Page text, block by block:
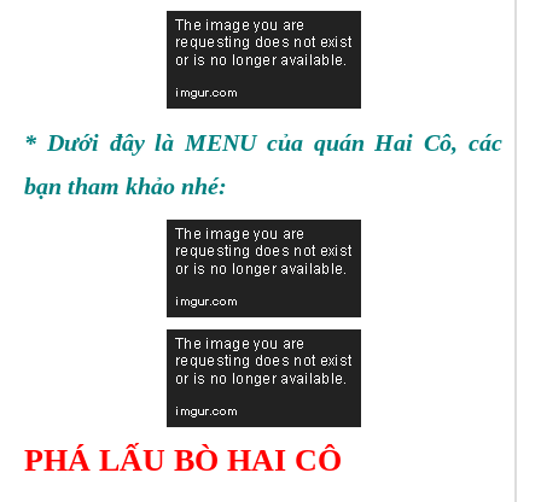
* Dưới đây là MENU của quán Hai Cô, các
bạn tham khảo nhé:
PHÁ LẤU BÒ HAI CÔ